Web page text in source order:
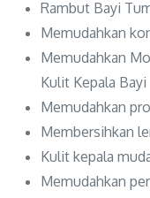
Rambut Bayi
Memudahkan
Memudahkan
Kulit Kepala Bayi
Memudahkan
Membersihkan
Kulit kepala
Memudahkan